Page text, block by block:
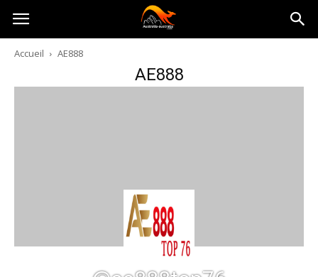
Australia-
australie.com
Accueil AE888
AE888